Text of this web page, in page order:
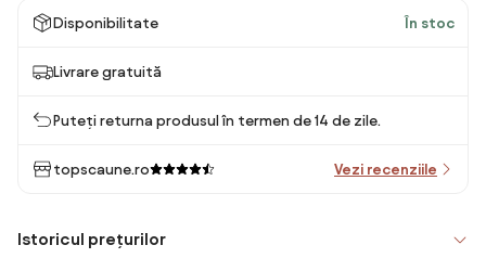
Disponibilitate În stoc
Livrare gratuită
Puteți returna produsul în termen de 14 de zile.
topscaune.ro Vezi recenziile
Istoricul prețurilor